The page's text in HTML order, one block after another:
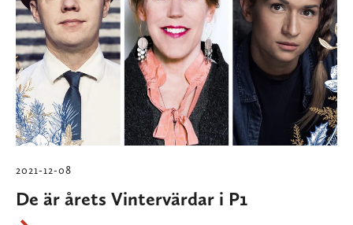
2021-12-08
De är årets Vintervärdar i P1